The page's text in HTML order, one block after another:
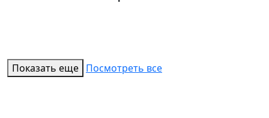
Показать еще Посмотреть все